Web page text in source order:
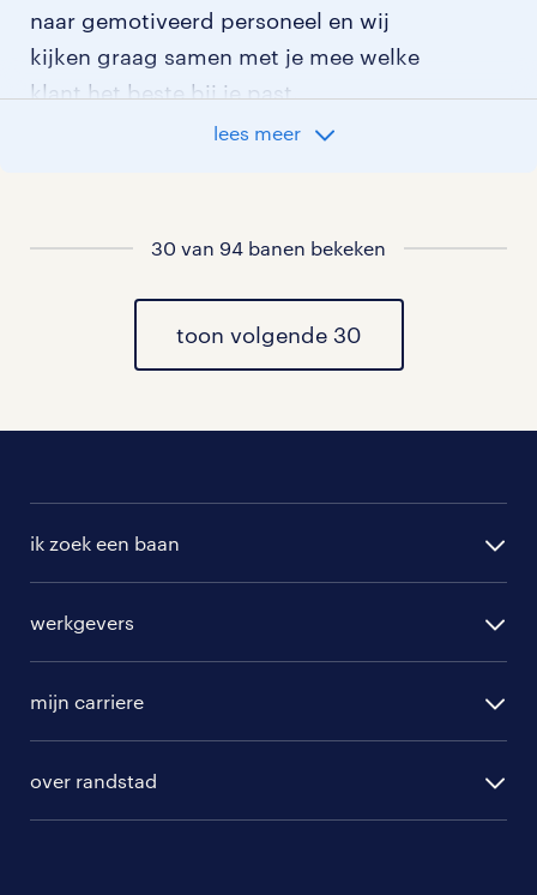
naar gemotiveerd personeel en wij
kijken graag samen met je mee welke
klant het beste bij je past.
vacatures in Epe
lees meer
30 van 94 banen bekeken
toon volgende 30
ik zoek een baan
randstad professional
werkgevers
hr-diensten
mijn carriere
over randstad